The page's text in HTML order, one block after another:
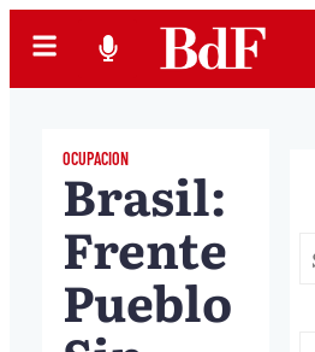
OCUPACION
Brasil:
Frente
Pueblo